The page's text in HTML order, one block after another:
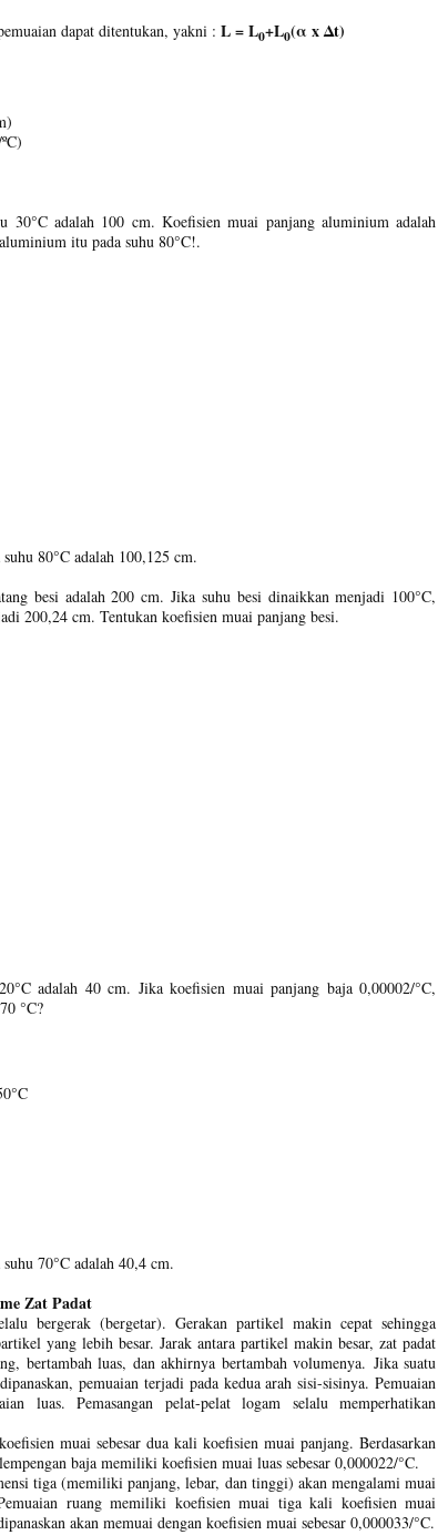
dapat ditentukan, yakni : L = L0+L0(α x Δt)
30°C adalah 100 cm. Koefisien muai panjang aluminium adalah
itu pada suhu 80°C!.
80°C adalah 100,125 cm.
besi adalah 200 cm. Jika suhu besi dinaikkan menjadi 100°C,
200,24 cm. Tentukan koefisien muai panjang besi.
adalah 40 cm. Jika koefisien muai panjang baja 0,00002/°C,
°C?
70°C adalah 40,4 cm.
Zat Padat
bergerak (bergetar). Gerakan partikel makin cepat sehingga
yang lebih besar. Jarak antara partikel makin besar, zat padat
bertambah luas, dan akhirnya bertambah volumenya. Jika suatu
pemuaian terjadi pada kedua arah sisi-sisinya. Pemuaian
luas. Pemasangan pelat-pelat logam selalu memperhatikan
muai sebesar dua kali koefisien muai panjang. Berdasarkan
baja memiliki koefisien muai luas sebesar 0,000022/°C.
tiga (memiliki panjang, lebar, dan tinggi) akan mengalami muai
ruang memiliki koefisien muai tiga kali koefisien muai
akan memuai dengan koefisien muai sebesar 0,000033/°C.